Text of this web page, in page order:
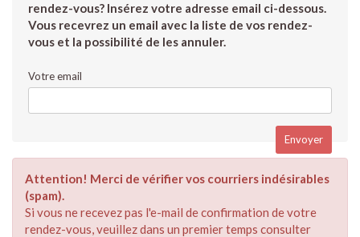
rendez-vous? Insérez votre adresse email ci-dessous.
Vous recevrez un email avec la liste de vos rendez-
vous et la possibilité de les annuler.
Votre email
Attention! Merci de vérifier vos courriers indésirables
(spam).
Si vous ne recevez pas l'e-mail de confirmation de votre
rendez-vous, veuillez dans un premier temps consulter